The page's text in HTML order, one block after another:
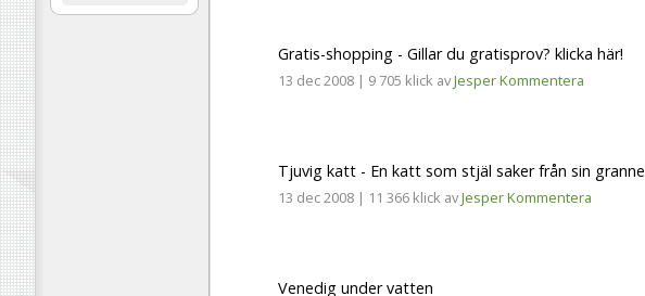
Gratis-shopping - Gillar du gratisprov? klicka här!
13 dec 2008 | 9 705 klick avJesperKommentera
Tjuvig katt - En katt som stjäl saker från sin granne
13 dec 2008 | 11 366 klick avJesperKommentera
Venedig under vatten